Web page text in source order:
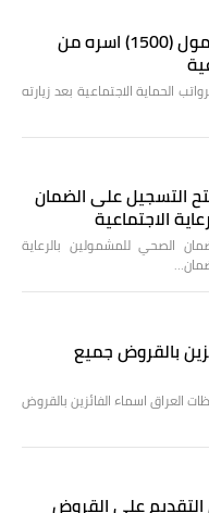
وزير العمل يعلن عن شمول (1500) اسره من
(1500) اسره من برواتب الحماية الاجتماعية بعد زيارته
التسجيل على الضمان
الاجتماعية
الصحي للمشمولين بالرعاية
بالقروض جميع
العراق اسماء الفائزين بالقروض
التقديم على القروض